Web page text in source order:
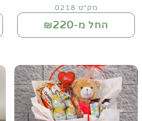
מק"ט 0218
החל מ-₪220